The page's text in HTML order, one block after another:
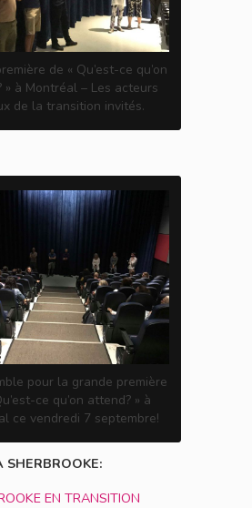
de « Qu’est-ce qu’on
» à Montréal – Les acteurs
de la transition invités.
pour la grande première
ce qu’on attend? » à
ce vendredi 7 septembre!
SHERBROOKE:
EN TRANSITION